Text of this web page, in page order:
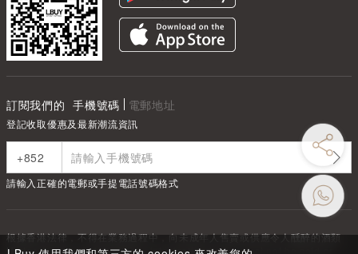
訂閱我們的 手機號碼 電郵地址
登記收取優惠及最新潮流資訊
請輸入正確的電郵或手提電話號碼格式
根據香港法律，不得在業務過程中，向未成年人售賣或供應令人醺醉的酒類
Under the law of Hong Kong, intoxicating liquor must not be sold or